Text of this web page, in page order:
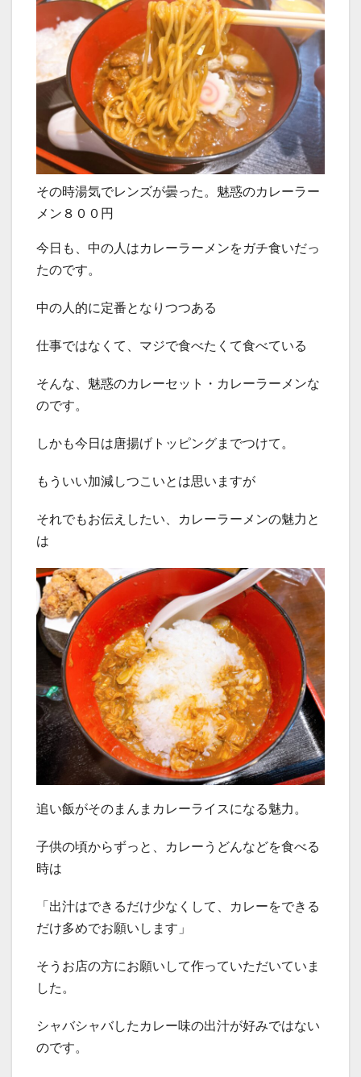
その時湯気でレンズが曇った。魅惑のカレーラー
メン８００円
今日も、中の人はカレーラーメンをガチ食いだっ
たのです。
中の人的に定番となりつつある
仕事ではなくて、マジで食べたくて食べている
そんな、魅惑のカレーセット・カレーラーメンな
のです。
しかも今日は唐揚げトッピングまでつけて。
もういい加減しつこいとは思いますが
それでもお伝えしたい、カレーラーメンの魅力と
は
追い飯がそのまんまカレーライスになる魅力。
子供の頃からずっと、カレーうどんなどを食べる
時は
「出汁はできるだけ少なくして、カレーをできる
だけ多めでお願いします」
そうお店の方にお願いして作っていただいていま
した。
シャバシャバしたカレー味の出汁が好みではない
のです。